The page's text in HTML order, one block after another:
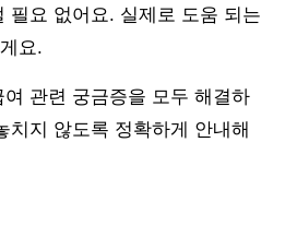
필요 없어요. 실제로 도움 되는
요.
관련 궁금증을 모두 해결하
치지 않도록 정확하게 안내해